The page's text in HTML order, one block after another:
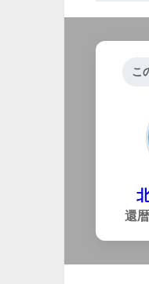
こ
還